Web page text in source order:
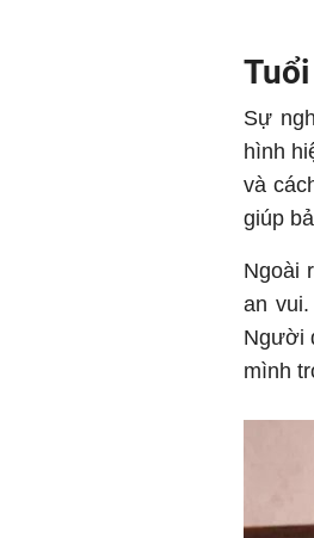
Sự
hình
và
giúp
Ngoài
an
Người
mình